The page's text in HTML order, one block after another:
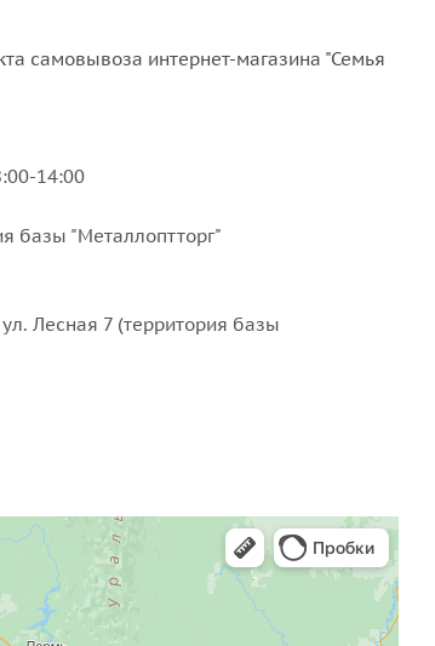
самовывоза интернет-магазина "Семья
14:00
базы "Металлоптторг"
Лесная 7 (территория базы